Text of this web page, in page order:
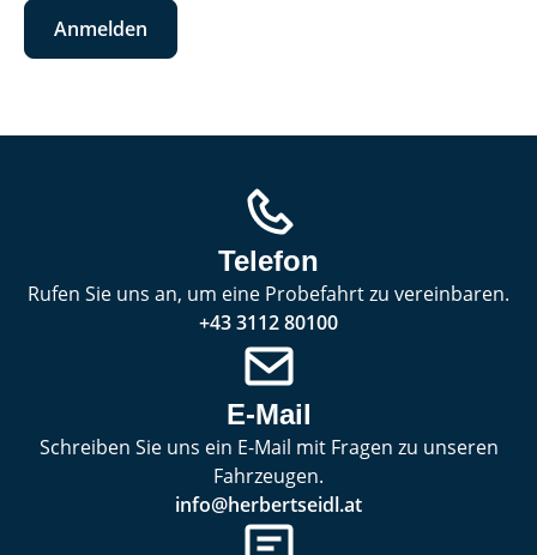
Anmelden
Telefon
Rufen Sie uns an, um eine Probefahrt zu vereinbaren.
+43 3112 80100
E-Mail
Schreiben Sie uns ein E-Mail mit Fragen zu unseren
Fahrzeugen.
info@herbertseidl.at